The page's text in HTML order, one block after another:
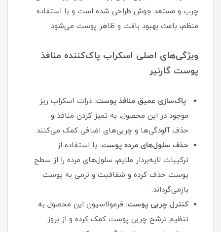
چرب و مستعد جوش طراحی شده است و با استفاده
منظم، باعث بهبود بافت و ظاهر پوست می‌شود.
ویژگی‌های اصلی اسکراب پاک‌کننده منافذ
پوست گارنیر
پاک‌سازی عمیق منافذ پوست: ذرات اسکراب ریز
موجود در این محصول، به تمیز کردن منافذ و
حذف آلودگی‌ها و چربی‌های اضافی کمک می‌کنند.
حذف سلول‌های مرده پوست: با استفاده از
ترکیبات لایه‌بردار ملایم، سلول‌های مرده را از سطح
پوست حذف کرده و شفافیت و نرمی به پوست
بازمی‌گرداند.
کنترل چربی پوست: فرمولاسیون این محصول به
تنظیم ترشح چربی پوست کمک کرده و از بروز